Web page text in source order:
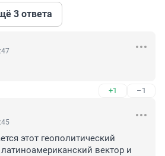
3 ответа
+1 –1
этот геополитический
вектор и